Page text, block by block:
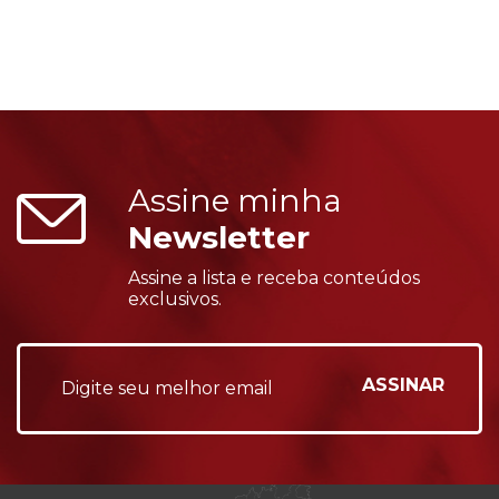
Assine minha
Newsletter
Assine a lista e receba conteúdos
exclusivos.